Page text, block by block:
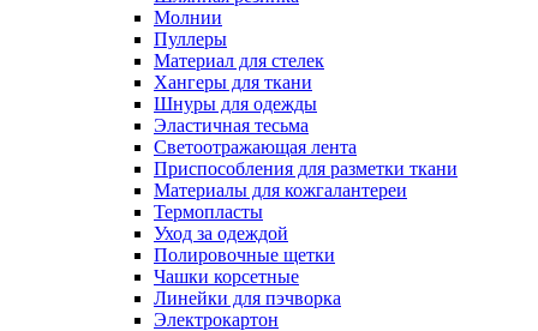
Молнии
Пуллеры
Материал для стелек
Хангеры для ткани
Шнуры для одежды
Эластичная тесьма
Светоотражающая лента
Приспособления для разметки ткани
Материалы для кожгалантереи
Термопласты
Уход за одеждой
Полировочные щетки
Чашки корсетные
Линейки для пэчворка
Электрокартон